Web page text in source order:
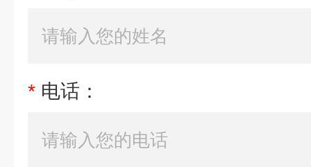
* 电话：